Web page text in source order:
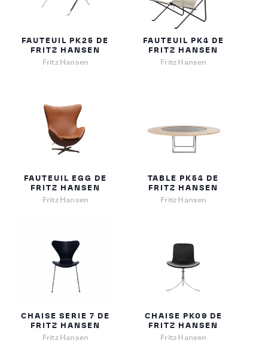
FAUTEUIL PK25 DE
FRITZ HANSEN
Fritz Hansen
FAUTEUIL PK4 DE
FRITZ HANSEN
Fritz Hansen
FAUTEUIL EGG DE
FRITZ HANSEN
Fritz Hansen
TABLE PK54 DE
FRITZ HANSEN
Fritz Hansen
CHAISE SERIE 7 DE
FRITZ HANSEN
Fritz Hansen
CHAISE PK09 DE
FRITZ HANSEN
Fritz Hansen